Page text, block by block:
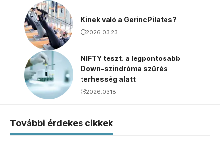
Kinek való a GerincPilates?
2026.03.23.
NIFTY teszt: a legpontosabb
Down-szindróma szűrés
terhesség alatt
2026.03.18.
További érdekes cikkek